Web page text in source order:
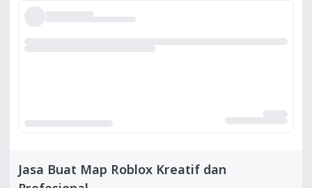
Jasa Buat Map Roblox Kreatif dan